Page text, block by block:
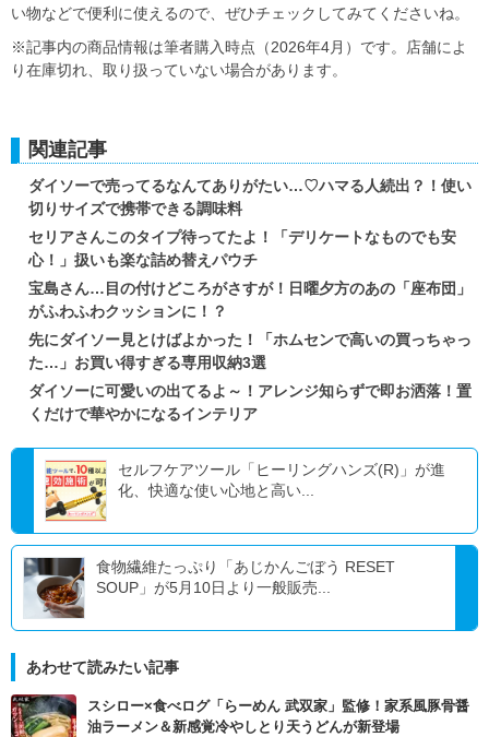
い物などで便利に使えるので、ぜひチェックしてみてくださいね。
※記事内の商品情報は筆者購入時点（2026年4月）です。店舗によ
り在庫切れ、取り扱っていない場合があります。
関連記事
ダイソーで売ってるなんてありがたい…♡ハマる人続出？！使い
切りサイズで携帯できる調味料
セリアさんこのタイプ待ってたよ！「デリケートなものでも安
心！」扱いも楽な詰め替えパウチ
宝島さん…目の付けどころがさすが！日曜夕方のあの「座布団」
がふわふわクッションに！？
先にダイソー見とけばよかった！「ホムセンで高いの買っちゃっ
た…」お買い得すぎる専用収納3選
ダイソーに可愛いの出てるよ～！アレンジ知らずで即お洒落！置
くだけで華やかになるインテリア
セルフケアツール「ヒーリングハンズ(R)」が進
化、快適な使い心地と高い...
食物繊維たっぷり「あじかんごぼう RESET
SOUP」が5月10日より一般販売...
あわせて読みたい記事
スシロー×食べログ「らーめん 武双家」監修！家系風豚骨醤
油ラーメン＆新感覚冷やしとり天うどんが新登場